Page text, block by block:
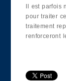
Il est parfois
pour traiter
traitement
renforceront